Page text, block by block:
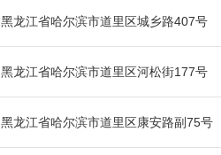
黑龙江省哈尔滨市道里区城乡路407号
黑龙江省哈尔滨市道里区河松街177号
黑龙江省哈尔滨市道里区康安路副75号